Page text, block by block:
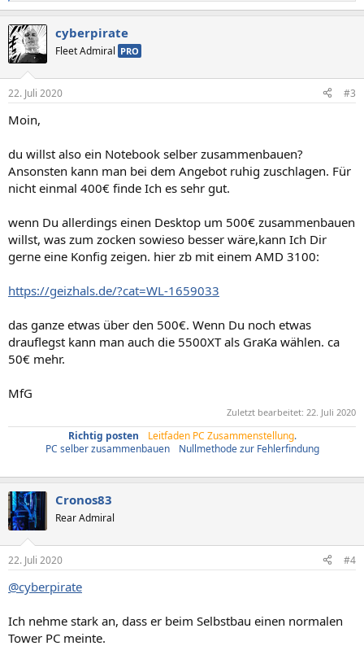
e
k
t
i
e
:
cyberpirate
Fleet Admiral PRO
22. Juli 2020 #3
Moin,
du willst also ein Notebook selber zusammenbauen?
Ansonsten kann man bei dem Angebot ruhig zuschlagen. Für
nicht einmal 400€ finde Ich es sehr gut.
wenn Du allerdings einen Desktop um 500€ zusammenbauen
willst, was zum zocken sowieso besser wäre,kann Ich Dir
gerne eine Konfig zeigen. hier zb mit einem AMD 3100:
https://geizhals.de/?cat=WL-1659033
das ganze etwas über den 500€. Wenn Du noch etwas
drauflegst kann man auch die 5500XT als GraKa wählen. ca
50€ mehr.
MfG
Zuletzt bearbeitet: 22. Juli 2020
Richtig posten Leitfaden PC Zusammenstellung.
PC selber zusammenbauen
Nullmethode zur Fehlerfindung
Cronos83
Rear Admiral
22. Juli 2020 #4
@cyberpirate
Ich nehme stark an, dass er beim Selbstbau einen normalen
Tower PC meinte.